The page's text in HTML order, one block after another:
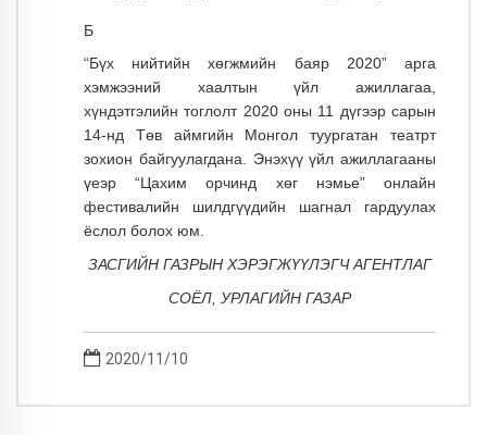
Б
“Бүх нийтийн хөгжмийн баяр 2020” арга
хэмжээний хаалтын үйл ажиллагаа,
хүндэтгэлийн тоглолт 2020 оны 11 дүгээр сарын
14-нд Төв аймгийн Монгол туургатан театрт
зохион байгуулагдана. Энэхүү үйл ажиллагааны
үеэр “Цахим орчинд хөг нэмье” онлайн
фестивалийн шилдгүүдийн шагнал гардуулах
ёслол болох юм.
ЗАСГИЙН ГАЗРЫН ХЭРЭГЖҮҮЛЭГЧ АГЕНТЛАГ
СОЁЛ, УРЛАГИЙН ГАЗАР
2020/11/10